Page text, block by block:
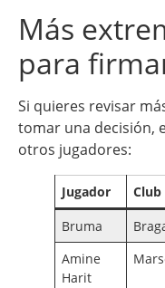
Más
para
Si quieres revisar
tomar una decisión,
otros jugadores:
Jugador Club
Bruma
Amine
Harit